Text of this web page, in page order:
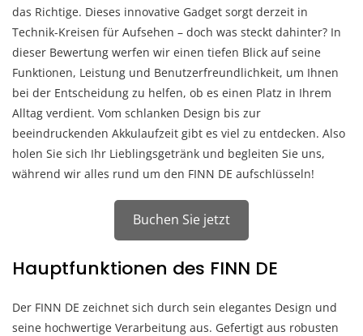
das Richtige. Dieses innovative Gadget sorgt derzeit in
Technik-Kreisen für Aufsehen – doch was steckt dahinter? In
dieser Bewertung werfen wir einen tiefen Blick auf seine
Funktionen, Leistung und Benutzerfreundlichkeit, um Ihnen
bei der Entscheidung zu helfen, ob es einen Platz in Ihrem
Alltag verdient. Vom schlanken Design bis zur
beeindruckenden Akkulaufzeit gibt es viel zu entdecken. Also
holen Sie sich Ihr Lieblingsgetränk und begleiten Sie uns,
während wir alles rund um den FINN DE aufschlüsseln!
Buchen Sie jetzt
Hauptfunktionen des FINN DE
Der FINN DE zeichnet sich durch sein elegantes Design und
seine hochwertige Verarbeitung aus. Gefertigt aus robusten